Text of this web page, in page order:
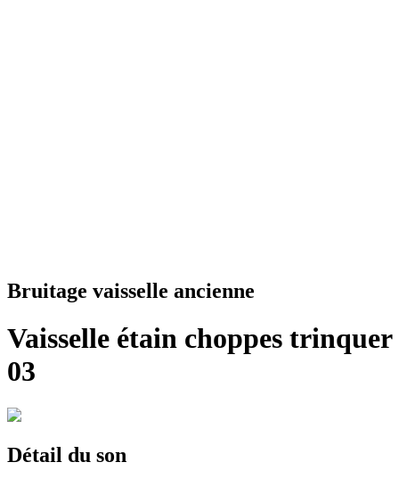
Bruitage vaisselle ancienne
Vaisselle étain choppes trinquer
03
Détail du son